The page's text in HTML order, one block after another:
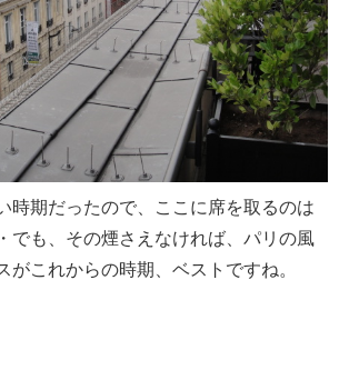
時期だったので、ここに席を取るのは
でも、その煙さえなければ、パリの風
がこれからの時期、ベストですね。